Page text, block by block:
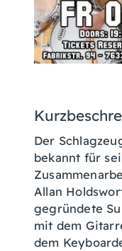
Der
bekannt für
Allan
gegründete
mit dem
dem